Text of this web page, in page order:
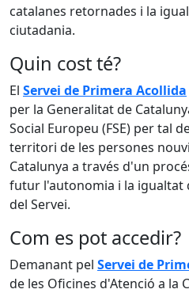
catalanes retornades i la
ciutadania.
Quin cost té?
El Servei de Primera Acollida
per la Generalitat de
Social Europeu (FSE) per tal
territori de les persones
Catalunya a través d'un
futur l'autonomia i la igualtat
del Servei.
Com es pot accedir?
Demanant pel Servei de
de les Oficines d'Atenció a la